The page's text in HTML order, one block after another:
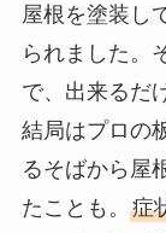
屋根を塗装し
られました。
で、出来るだ
結局はプロの
るそばから屋
たことも。 症